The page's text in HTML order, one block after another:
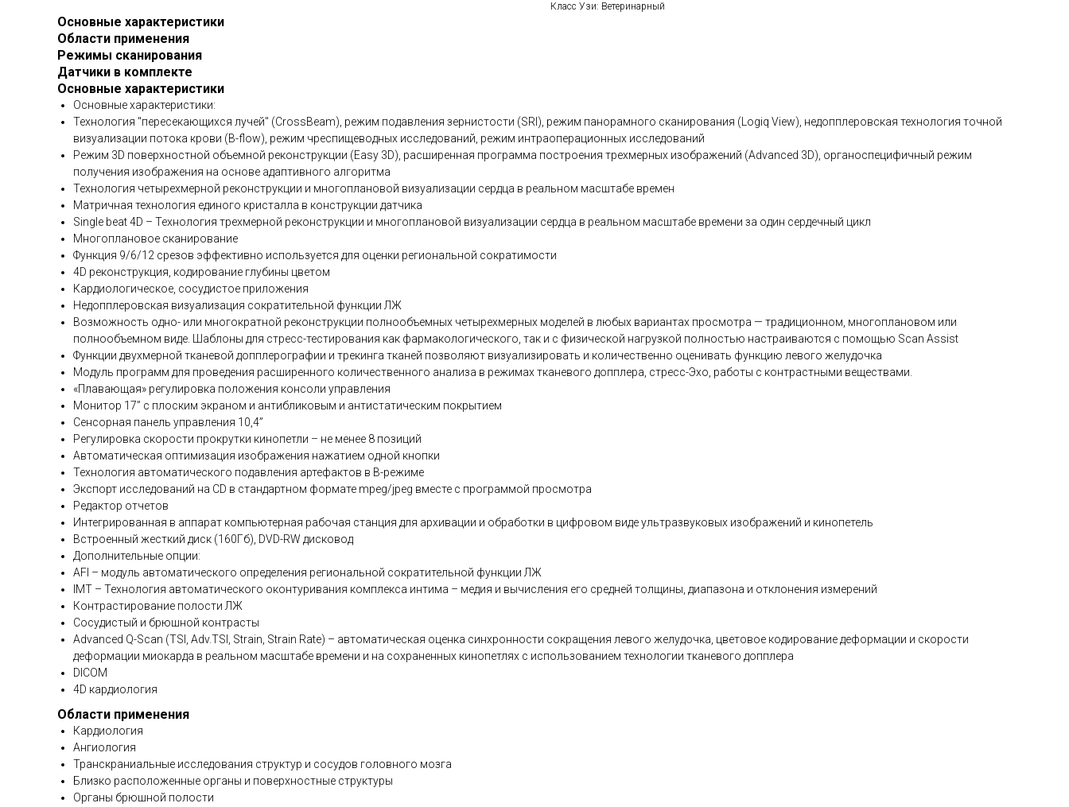
Класс Узи: Ветеринарный
Основные характеристики
Области применения
Режимы сканирования
Датчики в комплекте
Основные характеристики
Основные характеристики:
Технология "пересекающихся лучей" (CrossBeam), режим подавления зернистости (SRI), режим панорамного сканирования (Logiq View), недопплеровская технология точной
визуализации потока крови (B-flow), режим чреспищеводных исследований, режим интраоперационных исследований
Режим 3D поверхностной объемной реконструкции (Easy 3D), расширенная программа построения трехмерных изображений (Advanced 3D), органоспецифичный режим
получения изображения на основе адаптивного алгоритма
Технология четырехмерной реконструкции и многоплановой визуализации сердца в реальном масштабе времен
Матричная технология единого кристалла в конструкции датчика
Single beat 4D – Технология трехмерной реконструкции и многоплановой визуализации сердца в реальном масштабе времени за один сердечный цикл
Многоплановое сканирование
Функция 9/6/12 срезов эффективно используется для оценки региональной сократимости
4D реконструкция, кодирование глубины цветом
Кардиологическое, сосудистое приложения
Недопплеровская визуализация сократительной функции ЛЖ
Возможность одно- или многократной реконструкции полнообъемных четырехмерных моделей в любых вариантах просмотра — традиционном, многоплановом или
полнообъемном виде. Шаблоны для стресс-тестирования как фармакологического, так и с физической нагрузкой полностью настраиваются с помощью Scan Assist
Функции двухмерной тканевой допплерографии и трекинга тканей позволяют визуализировать и количественно оценивать функцию левого желудочка
Модуль программ для проведения расширенного количественного анализа в режимах тканевого допплера, стресс-Эхо, работы с контрастными веществами.
«Плавающая» регулировка положения консоли управления
Монитор 17” с плоским экраном и антибликовым и антистатическим покрытием
Сенсорная панель управления 10,4”
Регулировка скорости прокрутки кинопетли – не менее 8 позиций
Автоматическая оптимизация изображения нажатием одной кнопки
Технология автоматического подавления артефактов в В-режиме
Экспорт исследований на CD в стандартном формате mpeg/jpeg вместе с программой просмотра
Редактор отчетов
Интегрированная в аппарат компьютерная рабочая станция для архивации и обработки в цифровом виде ультразвуковых изображений и кинопетель
Встроенный жесткий диск (160Гб), DVD-RW дисковод
Дополнительные опции:
AFI – модуль автоматического определения региональной сократительной функции ЛЖ
IMT – Технология автоматического оконтуривания комплекса интима – медия и вычисления его средней толщины, диапазона и отклонения измерений
Контрастирование полости ЛЖ
Сосудистый и брюшной контрасты
Advanced Q-Scan (TSI, Adv.TSI, Strain, Strain Rate) – автоматическая оценка синхронности сокращения левого желудочка, цветовое кодирование деформации и скорости
деформации миокарда в реальном масштабе времени и на сохраненных кинопетлях с использованием технологии тканевого допплера
DICOM
4D кардиология
Области применения
Кардиология
Ангиология
Транскраниальные исследования структур и сосудов головного мозга
Близко расположенные органы и поверхностные структуры
Органы брюшной полости